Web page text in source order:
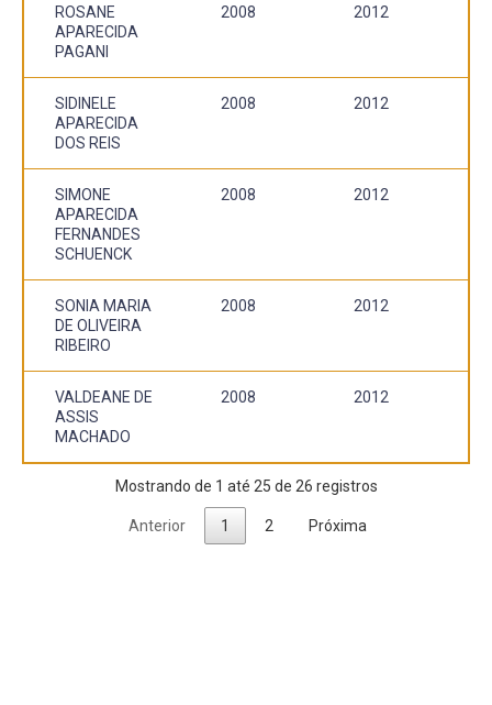
ROSANE
APARECIDA
PAGANI
2008 2012
SIDINELE
APARECIDA
DOS REIS
2008 2012
SIMONE
APARECIDA
FERNANDES
SCHUENCK
2008 2012
SONIA MARIA
DE OLIVEIRA
RIBEIRO
2008 2012
VALDEANE DE
ASSIS
MACHADO
2008 2012
Mostrando de 1 até 25 de 26 registros
Anterior 1 2 Próxima